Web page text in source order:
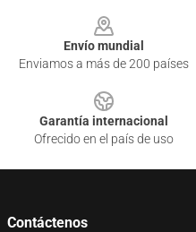
Envío mundial
Enviamos a más de 200 países
Garantía internacional
Ofrecido en el país de uso
Contáctenos